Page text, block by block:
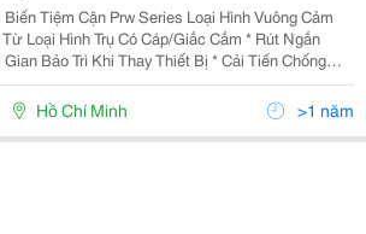
Biến Tiệm Cận Prw Series Loại Hình Vuông Cảm
Loại Hình Trụ Có Cáp/Giắc Cắm * Rút Ngắn
Bảo Trì Khi Thay Thiết Bị * Cải Tiến Chống
Bởi Ic Được Thiết Kế Riêng Biệt (Loại Dc 3-Dây) *
Bảo Vệ Nối Ngược Cực Nguồn (Lo
Hồ Chí Minh >1 năm